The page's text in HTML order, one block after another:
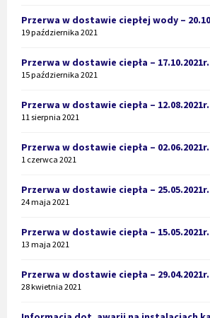
Przerwa w dostawie ciepłej wody –
19 października 2021
Przerwa w dostawie ciepła – 17.10.2021r.
15 października 2021
Przerwa w dostawie ciepła – 12.08.2021r.
11 sierpnia 2021
Przerwa w dostawie ciepła – 02.06.2021r.
1 czerwca 2021
Przerwa w dostawie ciepła – 25.05.2021r.
24 maja 2021
Przerwa w dostawie ciepła – 15.05.2021r.
13 maja 2021
Przerwa w dostawie ciepła – 29.04.2021r.
28 kwietnia 2021